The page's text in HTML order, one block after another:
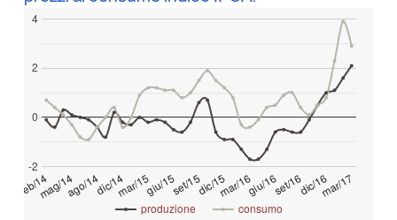
Contatti
Tendenze Journal
La nostra newsletter nella tua email
Iscriviti
produzione consumo
feb/14mag/14ago/14dic/14mar/15giu/15set/15dic/15mar/16giu/16set/16dic/16mar/17
-2
0
2
4